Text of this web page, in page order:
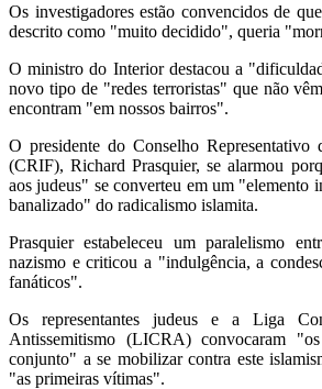
Os investigadores estão convencidos de
descrito como "muito decidido", queria
O ministro do Interior destacou a
novo tipo de "redes terroristas" que não
encontram "em nossos bairros".
O presidente do Conselho Representativo
(CRIF), Richard Prasquier, se alarmou
aos judeus" se converteu em um "elemento
banalizado" do radicalismo islamita.
Prasquier estabeleceu um paralelismo
nazismo e criticou a "indulgência, a
fanáticos".
Os representantes judeus e a Liga
Antissemitismo (LICRA) convocaram
conjunto" a se mobilizar contra este
"as primeiras vítimas".